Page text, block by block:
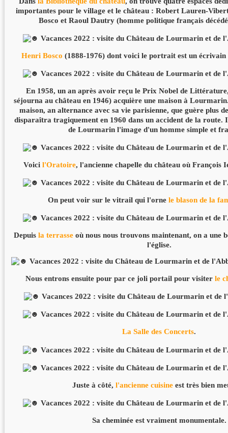
importantes pour le village et le château : Robert Lauren-
Bosco et Raoul Dautry (homme politique français
Henri Bosco (1888-1976) dont voici le portrait est un écrivain
En 1958, un an après avoir reçu le Prix Nobel de
séjourna au château en 1946) acquière une maison à
maison, an alternance avec sa vie parisienne, que guère plus
disparaîtra tragiquement en 1960 dans un accident de la route.
de Lourmarin l'image d'un homme simple et
Voicil'Oratoire, l'ancienne chapelle du château où François
On peut voir sur le vitrail qui l'orne le blason de la
Depuis la terrasse où nous nous trouvons maintenant, on a une
l'église.
Nous entrons ensuite pour par ce joli portail pour visiter le
La Salle des Concerts.
Juste à côté, l'ancienne cuisine est très bien
Sa cheminée est vraiment monumentale.